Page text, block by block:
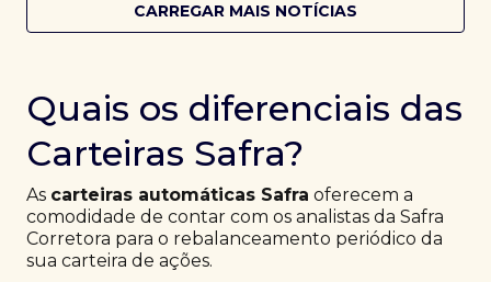
CARREGAR MAIS NOTÍCIAS
Quais os diferenciais das
Carteiras Safra?
As carteiras automáticas Safra oferecem a
comodidade de contar com os analistas da Safra
Corretora para o rebalanceamento periódico da
sua carteira de ações.